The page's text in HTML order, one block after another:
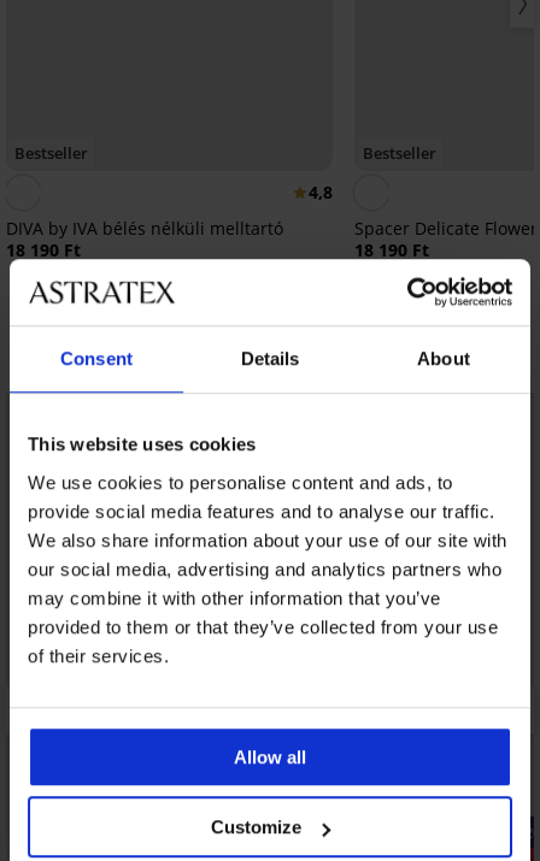
Consent Details About
This website uses cookies
We use cookies to personalise content and ads, to
provide social media features and to analyse our traffic.
We also share information about your use of our site with
our social media, advertising and analytics partners who
may combine it with other information that you’ve
provided to them or that they’ve collected from your use
of their services.
Allow all
Customize
Bestseller
4,8
DIVA by IVA bélés nélküli melltartó
18 190 Ft
Bestseller
Spacer Delicate
18 190 Ft
Fedezzen fel hasonló darabokat
-20% SUN20